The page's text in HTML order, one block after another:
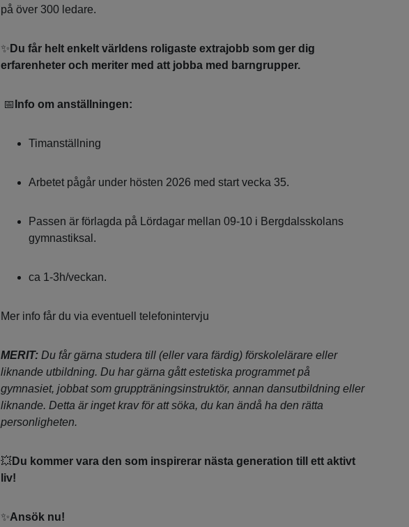
på över 300 ledare.
✨ Du får helt enkelt världens roligaste extrajobb som ger dig
erfarenheter och meriter med att jobba med barngrupper.
📅 Info om anställningen:
Timanställning
Arbetet pågår under hösten 2026 med start vecka 35.
Passen är förlagda på Lördagar mellan 09-10 i Bergdalsskolans
gymnastiksal.
ca 1-3h/veckan.
Mer info får du via eventuell telefonintervju
MERIT: Du får gärna studera till (eller vara färdig) förskolelärare eller
liknande utbildning. Du har gärna gått estetiska programmet på
gymnasiet, jobbat som gruppträningsinstruktör, annan dansutbildning eller
liknande. Detta är inget krav för att söka, du kan ändå ha den rätta
personligheten.
💥Du kommer vara den som inspirerar nästa generation till ett aktivt
liv!
✨Ansök nu!